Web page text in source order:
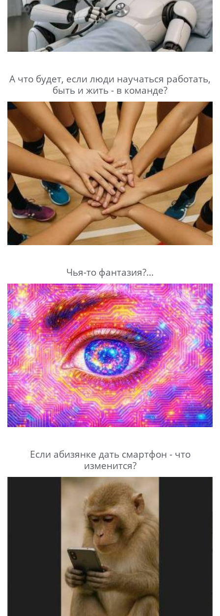
А что будет, если люди научаться работать,
быть и жить - в команде?
Чья-то фантазия?...
Если абизянке дать смартфон - что
изменится?